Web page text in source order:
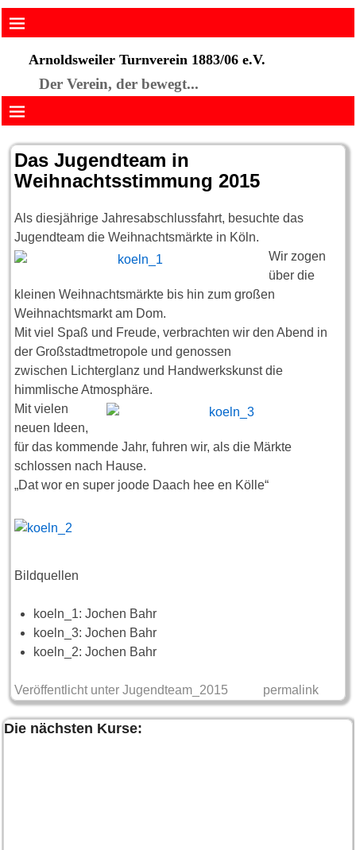
Arnoldsweiler Turnverein 1883/06 e.V.
Der Verein, der bewegt...
Das Jugendteam in
Weihnachtsstimmung 2015
Als diesjährige Jahresabschlussfahrt, besuchte das
Jugendteam die Weihnachtsmärkte in Köln.
Wir zogen
über die
kleinen Weihnachtsmärkte bis hin zum großen
Weihnachtsmarkt am Dom.
Mit viel Spaß und Freude, verbrachten wir den Abend in
der Großstadtmetropole und genossen
zwischen Lichterglanz und Handwerkskunst die
himmlische Atmosphäre.
Mit vielen
neuen Ideen,
für das kommende Jahr, fuhren wir, als die Märkte
schlossen nach Hause.
„Dat wor en super joode Daach hee en Kölle“
Bildquellen
koeln_1: Jochen Bahr
koeln_3: Jochen Bahr
koeln_2: Jochen Bahr
Veröffentlicht unter Jugendteam_2015 permalink
Die nächsten Kurse: